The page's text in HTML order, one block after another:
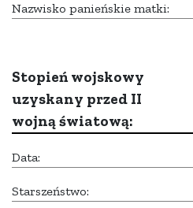
Nazwisko panieńskie matki:
Stopień wojskowy
uzyskany przed II
wojną światową:
Data:
Starszeństwo: